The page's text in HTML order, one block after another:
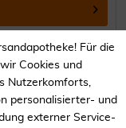
Für die
Cookies und
Nutzerkomforts,
personalisierter- und
externer Service-